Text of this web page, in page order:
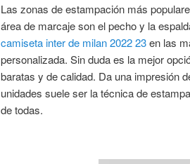
Las zonas de estampación más
área de marcaje son el pecho y la
camiseta inter de milan 2022 23en las
personalizada. Sin duda es la mejor
baratas y de calidad. Da una impresión
unidades suele ser la técnica de
de todas.